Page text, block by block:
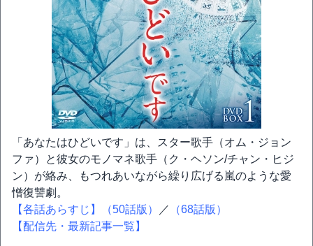
「あなたはひどいです」は、スター歌手（オム・ジョン
ファ）と彼女のモノマネ歌手（ク・ヘソン/チャン・ヒジ
ン）が絡み、もつれあいながら繰り広げる嵐のような愛
憎復讐劇。
【各話あらすじ】（50話版）
／
（68話版）
【配信先・最新記事一覧】